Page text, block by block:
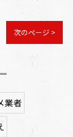
次のページ >
業者